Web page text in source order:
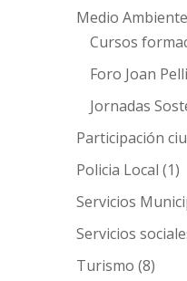
Medio Ambiente
Cursos
Foro Joan
Jornadas
Participación
Policia Local (1)
Servicios
Servicios
Turismo (8)